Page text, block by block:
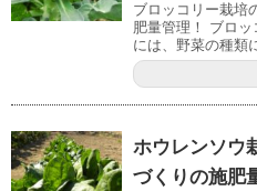
ブロッコリー栽培
肥量管理！ ブロ
には、野菜の種類
ホウレンソウ
づくりの施肥